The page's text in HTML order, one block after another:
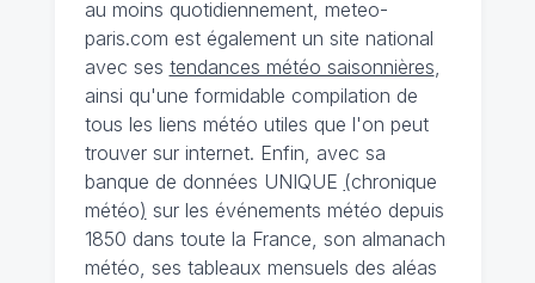
au moins quotidiennement, meteo-
paris.com est également un site national
avec ses tendances météo saisonnières,
ainsi qu'une formidable compilation de
tous les liens météo utiles que l'on peut
trouver sur internet. Enfin, avec sa
banque de données UNIQUE (chronique
météo) sur les événements météo depuis
1850 dans toute la France, son almanach
météo, ses tableaux mensuels des aléas